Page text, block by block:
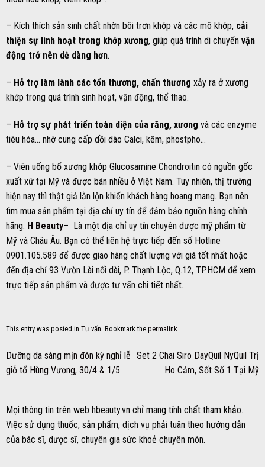
– Kích thích sản sinh chất nhờn bôi trơn khớp và các mô khớp, cải
thiện sự linh hoạt trong khớp xương, giúp quá trình di chuyển vận
động trở nên dễ dàng hơn.
– Hỗ trợ làm lành các tổn thương, chấn thương xảy ra ở xương
khớp trong quá trình sinh hoạt, vận động, thể thao.
– Hỗ trợ sự phát triển toàn diện của răng, xương và các enzyme
tiêu hóa… nhờ cung cấp dồi dào Calci, kẽm, phostpho…
– Viên uống bổ xương khớp Glucosamine Chondroitin có nguồn gốc
xuất xứ tại Mỹ và được bán nhiều ở Việt Nam. Tuy nhiên, thị trường
hiện nay thì thật giả lẫn lộn khiến khách hàng hoang mang. Bạn nên
tìm mua sản phẩm tại địa chỉ uy tín để đảm bảo nguồn hàng chính
hãng. H Beauty– Là một địa chỉ uy tín chuyên dược mỹ phẩm từ
Mỹ và Châu Âu. Bạn có thể liên hệ trực tiếp đến số Hotline
0901.105.589 để được giao hàng chất lượng với giá tốt nhất hoặc
đến địa chỉ 93 Vườn Lài nối dài, P. Thạnh Lộc, Q.12, TP.HCM để xem
trực tiếp sản phẩm và được tư vấn chi tiết nhất.
This entry was posted in Tư vấn . Bookmark the permalink
Dưỡng da sáng mịn đón kỳ nghỉ lễ
giỗ tổ Hùng Vương, 30/4 & 1/5
Set 2 Chai Siro DayQuil NyQuil Trị
Ho Cảm, Sốt Số 1 Tại Mỹ
Mọi thông tin trên web hbeauty.vn chỉ mang tính chất tham khảo.
Việc sử dụng thuốc, sản phẩm, dịch vụ phải tuân theo hướng dẫn
của bác sĩ, dược sĩ, chuyên gia sức khoẻ chuyên môn.